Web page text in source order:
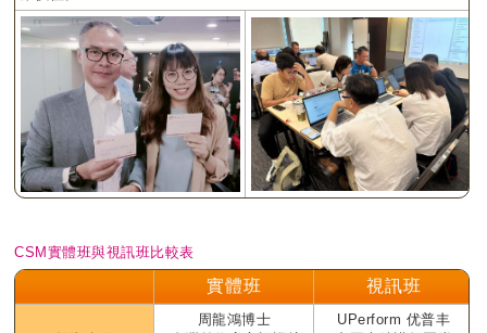
CSM實體班與視訊班比較表
實體班 視訊班
周龍鴻博士
UPerform 优普丰